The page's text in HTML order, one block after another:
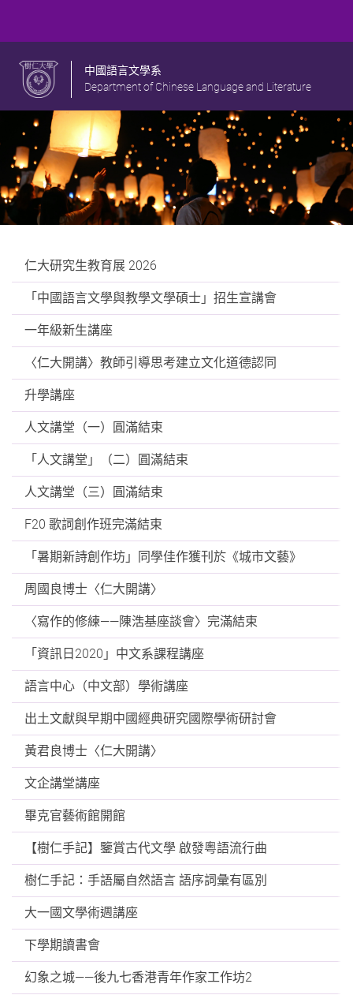
中國語言文學系
Department of Chinese Language and Literature
仁大研究生教育展 2026
「中國語言文學與教學文學碩士」招生宣講會
一年級新生講座
〈仁大開講〉教師引導思考建立文化道德認同
升學講座
人文講堂（一）圓滿結束
「人文講堂」（二）圓滿結束
人文講堂（三）圓滿結束
F20 歌詞創作班完滿結束
「暑期新詩創作坊」同學佳作獲刊於《城市文藝》
周國良博士〈仁大開講〉
〈寫作的修練——陳浩基座談會〉完滿結束
「資訊日2020」中文系課程講座
語言中心（中文部）學術講座
出土文獻與早期中國經典研究國際學術研討會
黃君良博士〈仁大開講〉
文企講堂講座
畢克官藝術館開館
【樹仁手記】鑒賞古代文學 啟發粵語流行曲
樹仁手記：手語屬自然語言 語序詞彙有區別
大一國文學術週講座
下學期讀書會
幻象之城——後九七香港青年作家工作坊2